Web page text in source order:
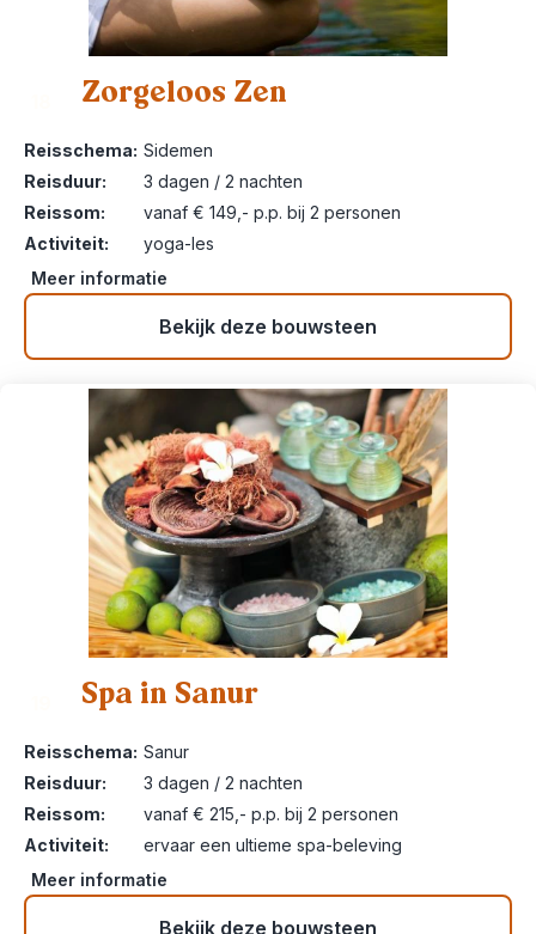
Zorgeloos Zen
Reisschema: Sidemen
Reisduur:
3 dagen / 2 nachten
Reissom:
vanaf € 149,- p.p. bij 2 personen
Activiteit:
yoga-les
Meer informatie
Bekijk deze bouwsteen
Spa in Sanur
Reisschema: Sanur
Reisduur:
3 dagen / 2 nachten
Reissom:
vanaf € 215,- p.p. bij 2 personen
Activiteit:
ervaar een ultieme spa-beleving
Meer informatie
Bekijk deze bouwsteen